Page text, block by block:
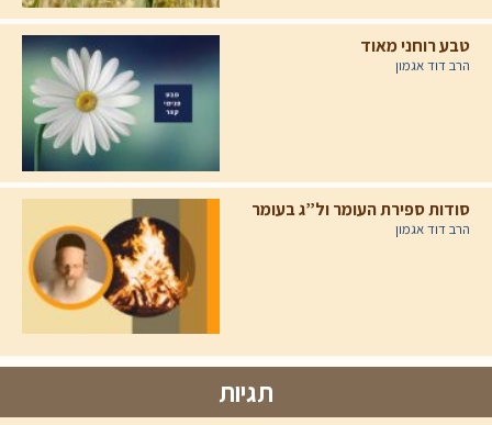
טבע רוחני מאוד
הרב דוד אגמון
סודות ספירת העומר ול”ג בעומר
הרב דוד אגמון
תגיות